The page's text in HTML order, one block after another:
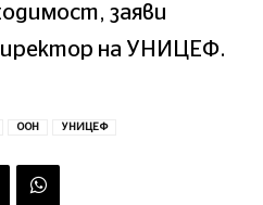
заяви
на УНИЦЕФ.
ООН УНИЦЕФ